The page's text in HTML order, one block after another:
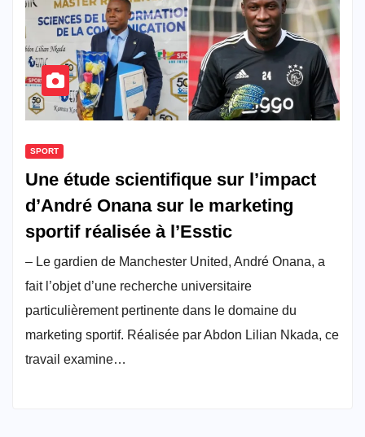
SPORT
Une étude scientifique sur l’impact
d’André Onana sur le marketing
sportif réalisée à l’Esstic
– Le gardien de Manchester United, André Onana, a
fait l’objet d’une recherche universitaire
particulièrement pertinente dans le domaine du
marketing sportif. Réalisée par Abdon Lilian Nkada, ce
travail examine…